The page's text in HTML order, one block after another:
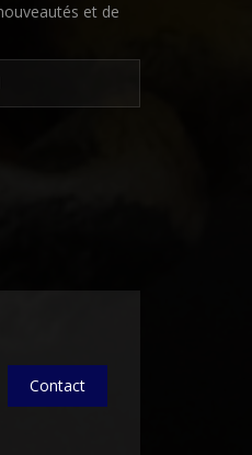
et de
Contact